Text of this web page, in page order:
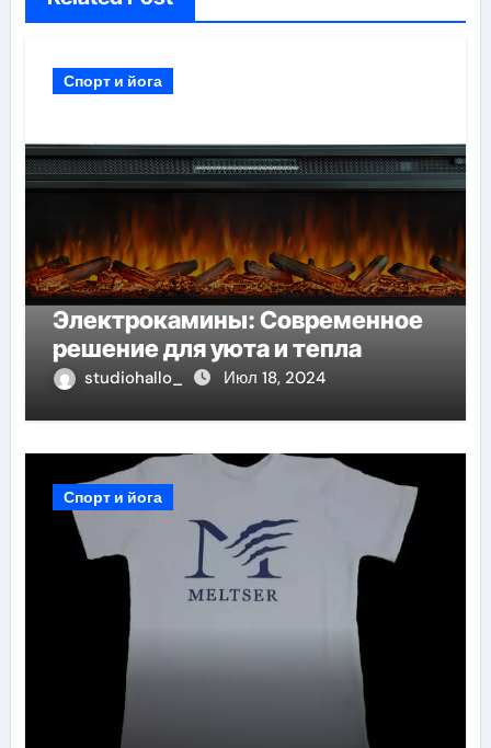
Спорт и йога
Электрокамины: Современное
решение для уюта и тепла
studiohallo_ Июл 18, 2024
Спорт и йога